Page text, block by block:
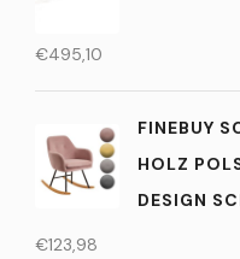
€495,10
FINEBUY
HOLZ
DESIGN
€123,98